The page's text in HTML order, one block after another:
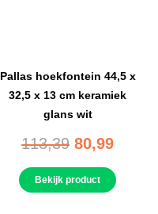
Pallas hoekfontein 44,5 x
32,5 x 13 cm keramiek
glans wit
113,39 80,99
Bekijk product